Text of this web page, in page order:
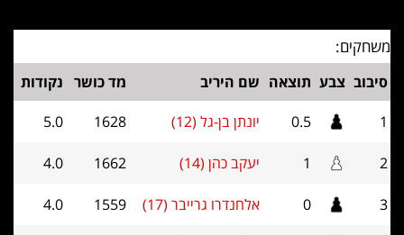
משחקים:
סיבוב צבע תוצאה שם היריב מד כושר נקודות
1
0.5 יונתן בן-גל (12) 1628
5.0
2
1 יעקב כהן (14) 1662
4.0
3
0 אלחנדרו גרייבר (17) 1559
4.0